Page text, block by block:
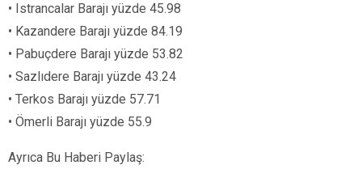
• Istrancalar Barajı yüzde 45.98
• Kazandere Barajı yüzde 84.19
• Pabuçdere Barajı yüzde 53.82
• Sazlıdere Barajı yüzde 43.24
• Terkos Barajı yüzde 57.71
• Ömerli Barajı yüzde 55.9
Ayrıca Bu Haberi Paylaş: